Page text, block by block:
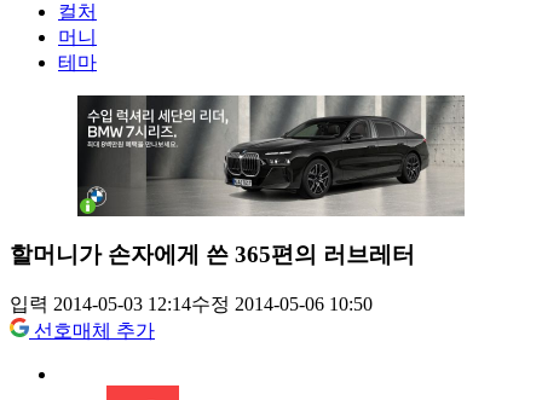
컬처
머니
테마
할머니가 손자에게 쓴 365편의 러브레터
입력 2014-05-03 12:14수정 2014-05-06 10:50
선호매체 추가